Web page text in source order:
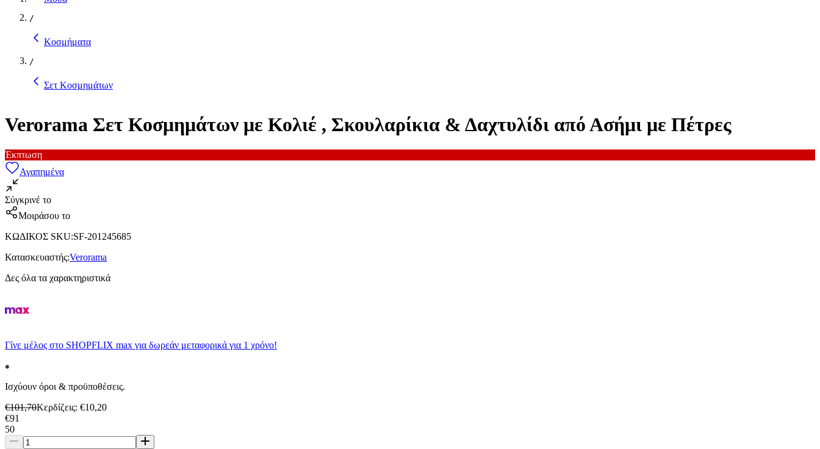
/
Κοσμήματα
/
Σετ Κοσμημάτων
Verorama Σετ Κοσμημάτων με Κολιέ , Σκουλαρίκια & Δαχτυλίδι από Ασήμι με Πέτρες
Έκπτωση
Αγαπημένα
Σύγκρινέ το
Μοιράσου το
ΚΩΔΙΚΟΣ SKU:SF-201245685
Κατασκευαστής:Verorama
Δες όλα τα χαρακτηριστικά
Γίνε μέλος στο SHOPFLIX max για δωρεάν μεταφορικά για 1 χρόνο!
Ισχύουν όροι & προϋποθέσεις.
€101,70Κερδίζεις: €10,20
€91
50